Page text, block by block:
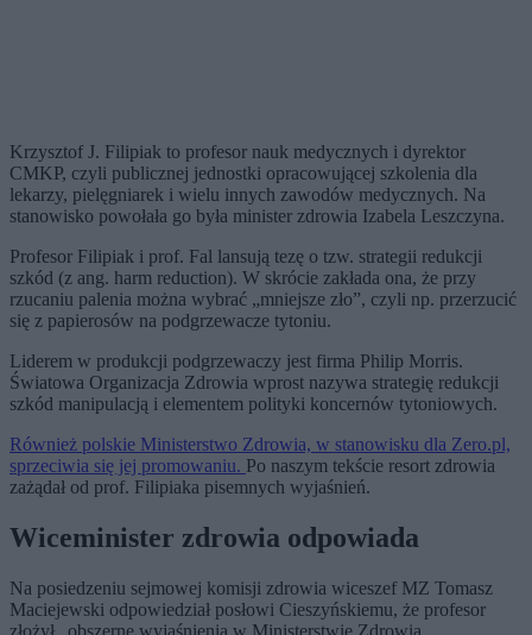
Krzysztof J. Filipiak to profesor nauk medycznych i dyrektor
CMKP, czyli publicznej jednostki opracowującej szkolenia dla
lekarzy, pielęgniarek i wielu innych zawodów medycznych. Na
stanowisko powołała go była minister zdrowia Izabela Leszczyna.
Profesor Filipiak i prof. Fal lansują tezę o tzw. strategii redukcji
szkód (z ang. harm reduction). W skrócie zakłada ona, że przy
rzucaniu palenia można wybrać „mniejsze zło”, czyli np. przerzucić
się z papierosów na podgrzewacze tytoniu.
Liderem w produkcji podgrzewaczy jest firma Philip Morris.
Światowa Organizacja Zdrowia wprost nazywa strategię redukcji
szkód manipulacją i elementem polityki koncernów tytoniowych.
Również polskie Ministerstwo Zdrowia, w stanowisku dla Zero.pl,
sprzeciwia się jej promowaniu. Po naszym tekście resort zdrowia
zażądał od prof. Filipiaka pisemnych wyjaśnień.
Wiceminister zdrowia odpowiada
Na posiedzeniu sejmowej komisji zdrowia wiceszef MZ Tomasz
Maciejewski odpowiedział posłowi Cieszyńskiemu, że profesor
złożył „obszerne wyjaśnienia w Ministerstwie Zdrowia,